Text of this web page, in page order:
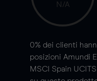
N/A
0% dei clienti
posizioni Amundi
MSCI Spain UCITS